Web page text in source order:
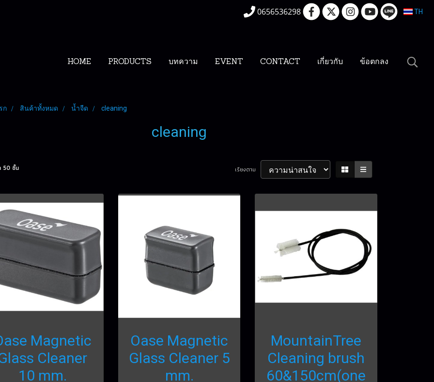
0656536298 TH
HOME PRODUCTS บทความ EVENT CONTACT เกี่ยวกับ ข้อตกลง
ก สินค้าทั้งหมด น้ำจืด cleaning
cleaning
50 ชิ้น เรียงตาม
Magnetic
Cleaner
10 mm.
Oase Magnetic
Glass Cleaner 5
mm.
MountainTree
Cleaning brush
60&150cm(one